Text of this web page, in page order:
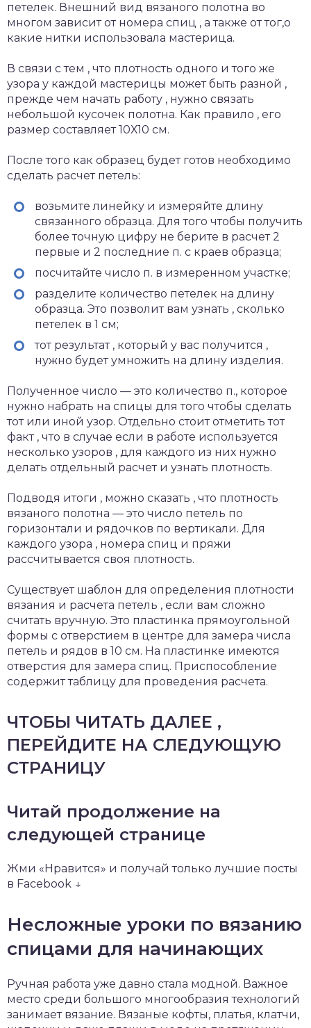
петелек. Внешний вид вязаного полотна во
многом зависит от номера спиц , а также от тог,о
какие нитки использовала мастерица.
В связи с тем , что плотность одного и того же
узора у каждой мастерицы может быть разной ,
прежде чем начать работу , нужно связать
небольшой кусочек полотна. Как правило , его
размер составляет 10Х10 см.
После того как образец будет готов необходимо
сделать расчет петель:
возьмите линейку и измеряйте длину
связанного образца. Для того чтобы получить
более точную цифру не берите в расчет 2
первые и 2 последние п. с краев образца;
посчитайте число п. в измеренном участке;
разделите количество петелек на длину
образца. Это позволит вам узнать , сколько
петелек в 1 см;
тот результат , который у вас получится ,
нужно будет умножить на длину изделия.
Полученное число — это количество п., которое
нужно набрать на спицы для того чтобы сделать
тот или иной узор. Отдельно стоит отметить тот
факт , что в случае если в работе используется
несколько узоров , для каждого из них нужно
делать отдельный расчет и узнать плотность.
Подводя итоги , можно сказать , что плотность
вязаного полотна — это число петель по
горизонтали и рядочков по вертикали. Для
каждого узора , номера спиц и пряжи
рассчитывается своя плотность.
Существует шаблон для определения плотности
вязания и расчета петель , если вам сложно
считать вручную. Это пластинка прямоугольной
формы с отверстием в центре для замера числа
петель и рядов в 10 см. На пластинке имеются
отверстия для замера спиц. Приспособление
содержит таблицу для проведения расчета.
ЧТОБЫ ЧИТАТЬ ДАЛЕЕ ,
ПЕРЕЙДИТЕ НА СЛЕДУЮЩУЮ
СТРАНИЦУ
Читай продолжение на
следующей странице
Жми «Нравится» и получай только лучшие посты
в Facebook ↓
Несложные уроки по вязанию
спицами для начинающих
Ручная работа уже давно стала модной. Важное
место среди большого многообразия технологий
занимает вязание. Вязаные кофты, платья, клатчи,